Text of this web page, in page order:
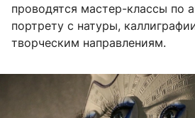
проводятся мастер-классы по
портрету с натуры,
творческим направлениям.